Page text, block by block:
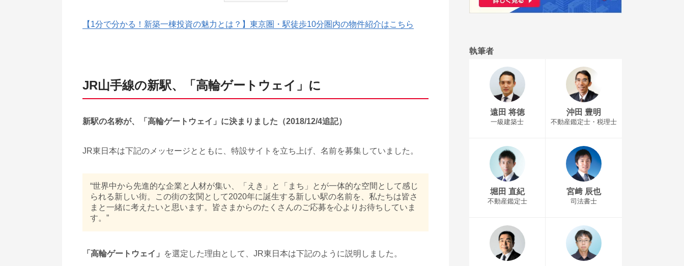
【1分で分かる！新築一棟投資の魅力とは？】東京圏・駅徒歩10分圏内の物件紹介はこちら
JR山手線の新駅、「高輪ゲートウェイ」に
新駅の名称が、「高輪ゲートウェイ」に決まりました（2018/12/4追記）
JR東日本は下記のメッセージとともに、特設サイトを立ち上げ、名前を募集していました。
“世界中から先進的な企業と人材が集い、「えき」と「まち」とが一体的な空間として感じ
られる新しい街。この街の玄関として2020年に誕生する新しい駅の名前を、私たちは皆さ
まと一緒に考えたいと思います。皆さまからのたくさんのご応募を心よりお待ちしていま
す。”
「高輪ゲートウェイ」 を選定した理由として、JR東日本は下記のように説明しました。
執筆者
遠田 将徳
一級建築士
沖田 豊明
不動産鑑定士・税理士
堀田 直紀
不動産鑑定士
宮﨑 辰也
司法書士